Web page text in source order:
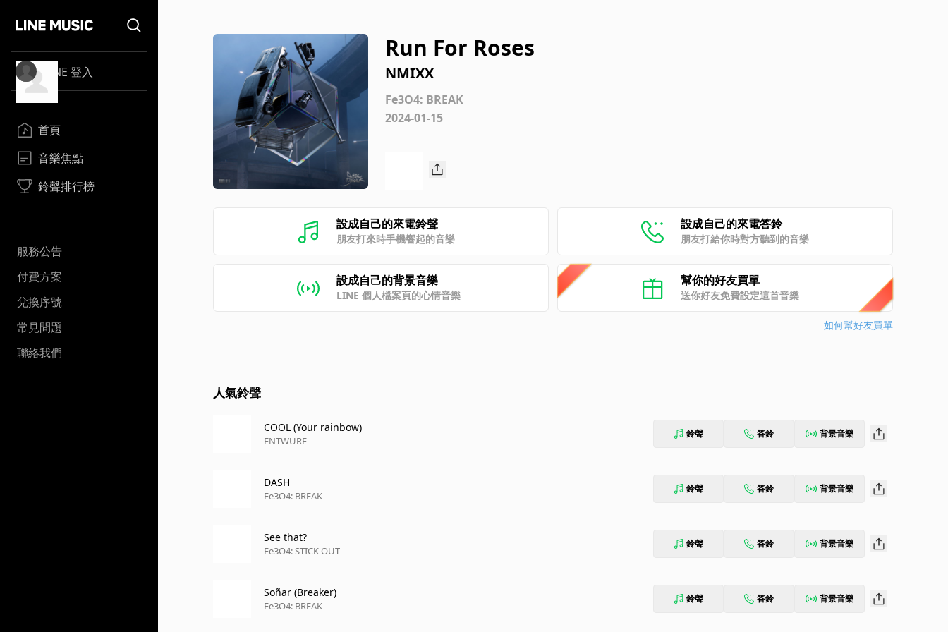
LINE 登入
首頁
音樂焦點
鈴聲排行榜
服務公告
付費方案
兌換序號
常見問題
聯絡我們
Run For Roses
NMIXX
Fe3O4: BREAK
2024-01-15
設成自己的來電鈴聲
朋友打來時手機響起的音樂
設成自己的來電答鈴
朋友打給你時對方聽到的音樂
設成自己的背景音樂
LINE 個人檔案頁的心情音樂
幫你的好友買單
送你好友免費設定這首音樂
如何幫好友買單
人氣鈴聲
COOL (Your rainbow)
ENTWURF
鈴聲 答鈴 背景音樂
DASH
Fe3O4: BREAK
鈴聲 答鈴 背景音樂
See that?
Fe3O4: STICK OUT
鈴聲 答鈴 背景音樂
Soñar (Breaker)
Fe3O4: BREAK
鈴聲 答鈴 背景音樂